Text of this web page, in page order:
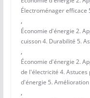
Électroménager efficace
,
Économie d'énergie 2.
cuisson 4. Durabilité 5.
,
Économie d'énergie 2.
de l'électricité 4.
d'énergie 5.
,